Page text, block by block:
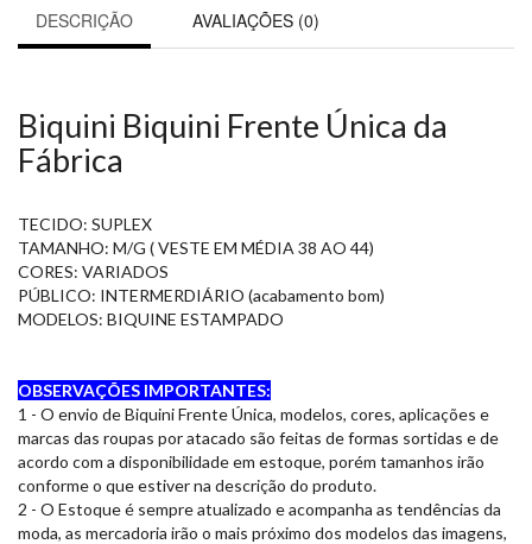
DESCRIÇÃO AVALIAÇÕES (0)
Biquini Biquini Frente Única da
Fábrica
TECIDO: SUPLEX
TAMANHO: M/G ( VESTE EM MÉDIA 38 AO 44)
CORES: VARIADOS
PÚBLICO: INTERMERDIÁRIO (acabamento bom)
MODELOS: BIQUINE ESTAMPADO
OBSERVAÇÕES IMPORTANTES:
1 - O envio de Biquini Frente Única, modelos, cores, aplicações e
marcas das roupas por atacado são feitas de formas sortidas e de
acordo com a disponibilidade em estoque, porém tamanhos irão
conforme o que estiver na descrição do produto.
2 - O Estoque é sempre atualizado e acompanha as tendências da
moda, as mercadoria irão o mais próximo dos modelos das imagens,